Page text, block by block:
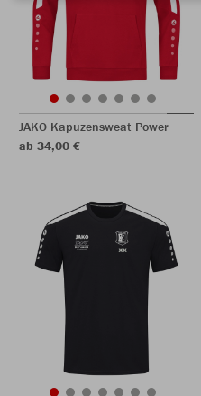
JAKO Kapuzensweat Power
ab 34,00 €